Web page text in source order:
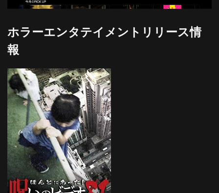
ホラーエンタテイメントリリース情
報